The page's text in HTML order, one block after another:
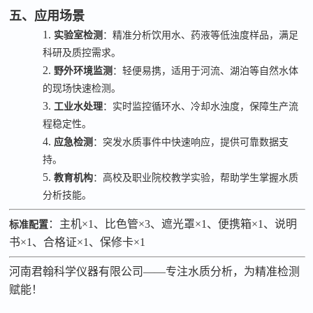
五、应用场景
1. 实验室检测 ：精准分析饮用水、药液等低浊度样品，满足
科研及质控需求。
2. 野外环境监测 ：轻便易携，适用于河流、湖泊等自然水体
的现场快速检测。
3. 工业水处理：实时监控循环水、冷却水浊度，保障生产流
程稳定性。
4. 应急检测 ：突发水质事件中快速响应，提供可靠数据支
持。
5.教育机构：高校及职业院校教学实验，帮助学生掌握水质
分析技能。
标准配置 ：主机×1 、比色管×3、遮光罩×1 、便携箱×1 、说明
书×1 、合格证×1 、保修卡×1
河南君翰科学仪器有限公司——专注水质分析，为精准检测
赋能！